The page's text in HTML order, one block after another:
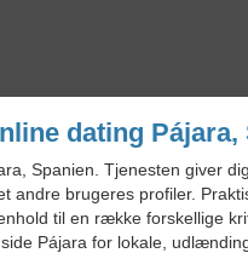
dating Pájara,
Spanien. Tjenesten giver
andre brugeres profiler.
til en række forskellige
Pájara for lokale,